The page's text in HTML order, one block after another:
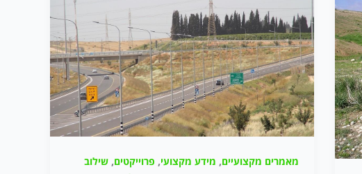
מאמרים מקצועיים, מידע מקצועי, פרוייקטים,שילוב